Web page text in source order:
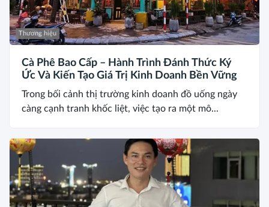
Thương hiệu
Cà Phê Bao Cấp – Hành Trình Đánh Thức Ký
Ức Và Kiến Tạo Giá Trị Kinh Doanh Bền Vững
Trong bối cảnh thị trường kinh doanh đồ uống ngày
càng cạnh tranh khốc liệt, việc tạo ra một mô...